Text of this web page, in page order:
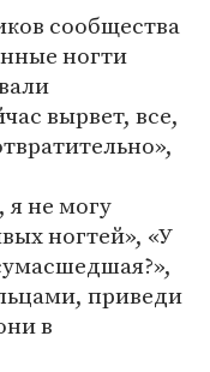
сообщества
ногти
вырвет, все,
я не могу
ногтей», «У
приведи
в